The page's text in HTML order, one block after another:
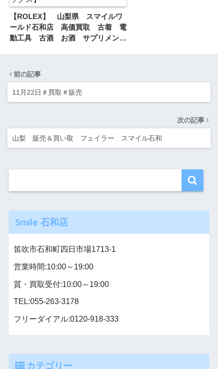
【ROLEX】 山梨県 スマイルワ
ールド石和店 高価買取 古着 電
動工具 古酒 お酒 サプリメン
前の記事
11月22日＃買取＃販売
次の記事
山梨 販売＆買い取 フェイラー スマイル石和
Smile 石和店
笛吹市石和町四日市場1713-1
営業時間:10:00～19:00
質・買取受付:10:00～19:00
TEL:055-263-3178
フリーダイアル:0120-918-333
カテゴリー